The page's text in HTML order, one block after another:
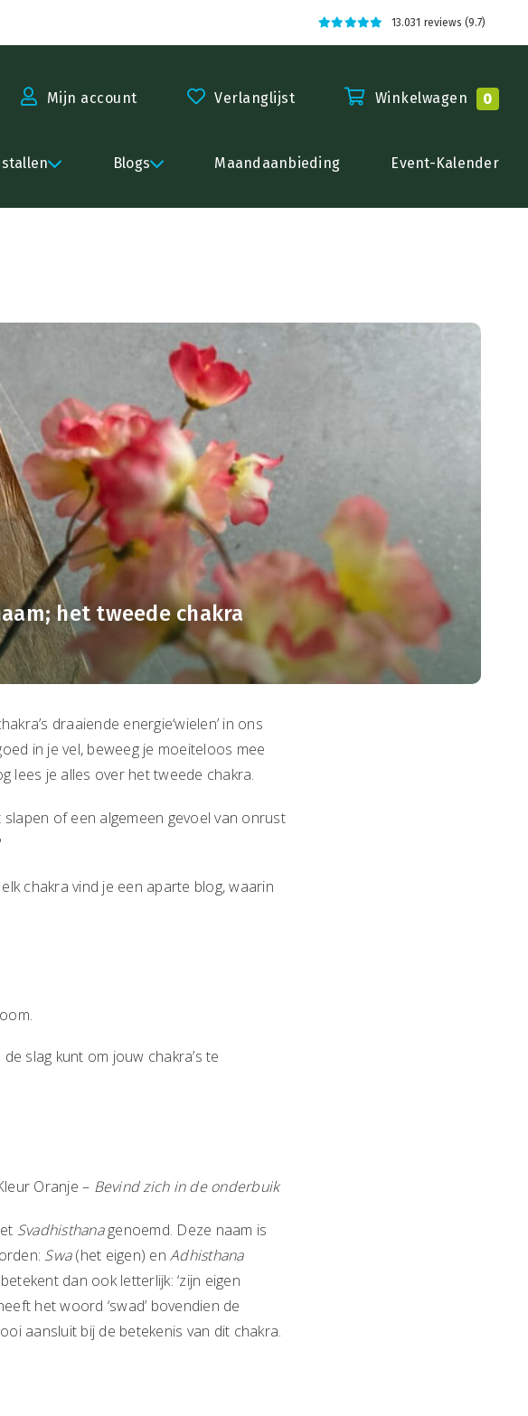
13.031 reviews (9.7)
Mijn account Verlanglijst Winkelwagen 0
Blogs Maandaanbieding Event-Kalender
het tweede chakra
draaiende energie‘wielen’ in ons
in je vel, beweeg je moeiteloos mee
lees je alles over het tweede chakra.
of een algemeen gevoel van onrust
chakra vind je een aparte blog, waarin
slag kunt om jouw chakra’s te
Oranje – Bevind zich in de onderbuik
Svadhisthanagenoemd. Deze naam is
Swa(het eigen) enAdhisthana
dan ook letterlijk: ‘zijn eigen
het woord ‘swad’ bovendien de
aansluit bij de betekenis van dit chakra.